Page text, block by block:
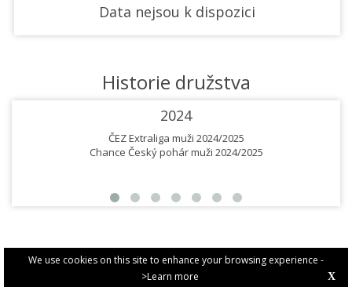
We use cookies on this site to enhance your browsing experience -
>Learn more
X
Data nejsou k dispozici
Historie družstva
2024
ČEZ Extraliga muži 2024/2025
Chance Český pohár muži 2024/2025